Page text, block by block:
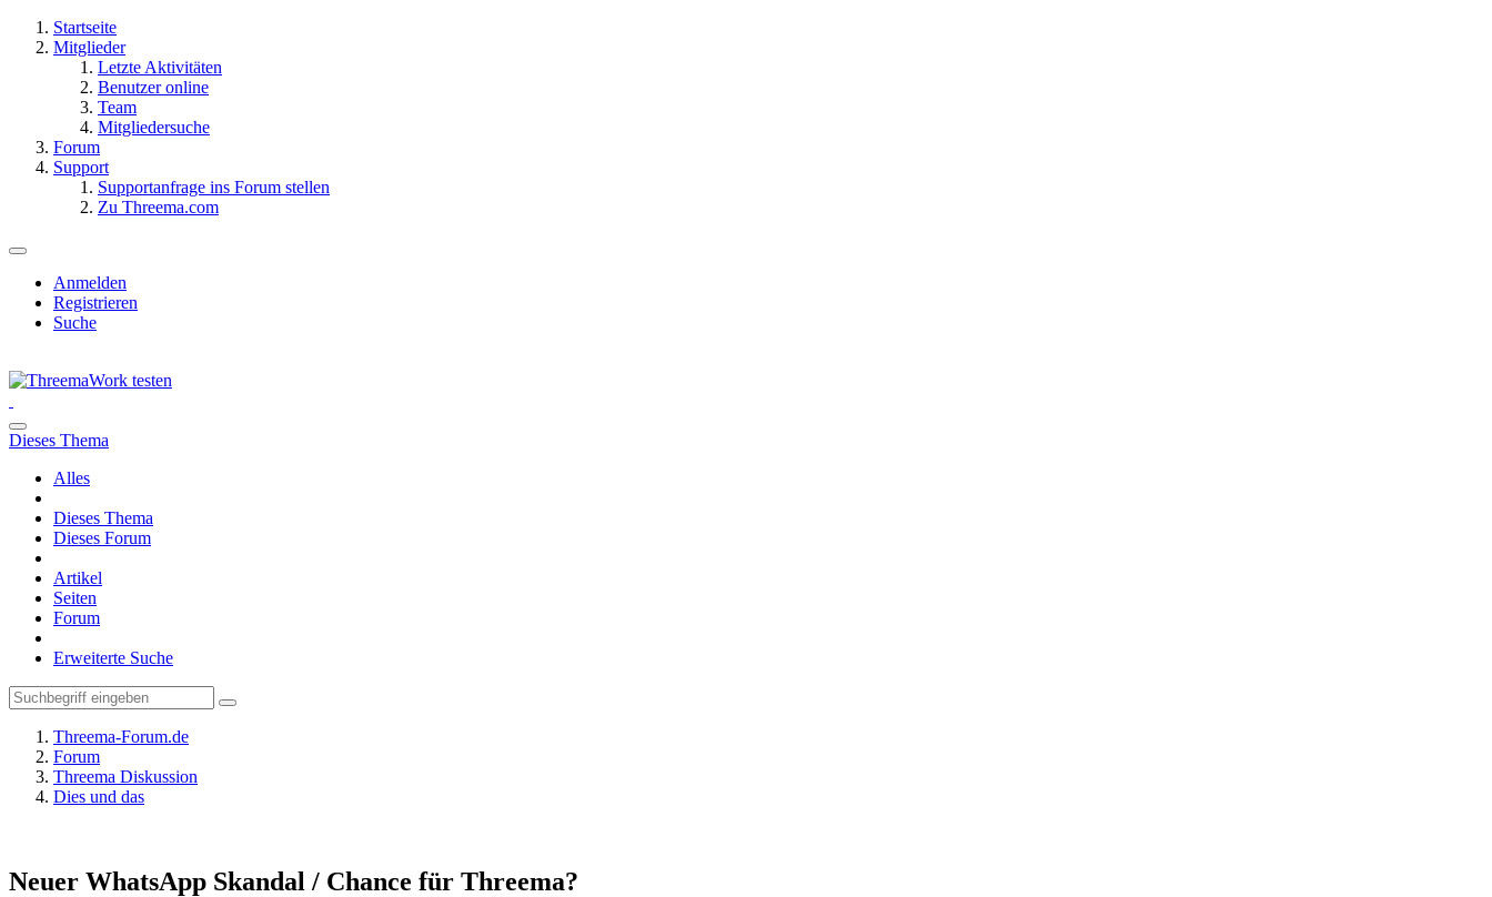
Startseite
Mitglieder
Letzte Aktivitäten
Benutzer online
Team
Mitgliedersuche
Forum
Support
Supportanfrage ins Forum stellen
Zu Threema.com
Anmelden
Registrieren
Suche
Dieses Thema
Alles
Dieses Thema
Dieses Forum
Artikel
Seiten
Forum
Erweiterte Suche
Threema-Forum.de
Forum
Threema Diskussion
Dies und das
Neuer WhatsApp Skandal / Chance für Threema?